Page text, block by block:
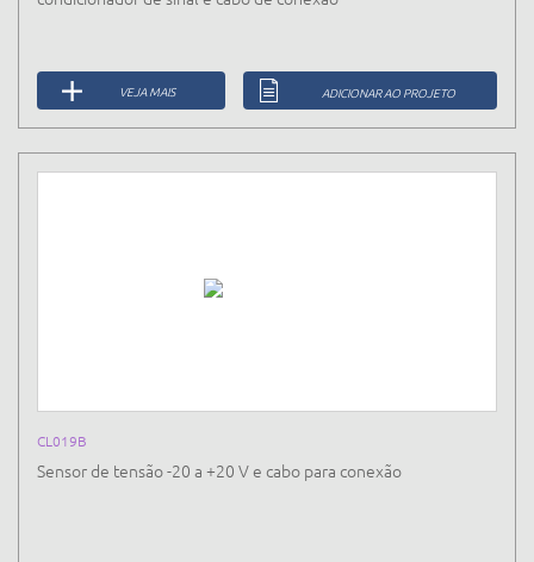
VEJA MAIS ADICIONAR AO PROJETO
CL019B
Sensor de tensão -20 a +20 V e cabo para conexão